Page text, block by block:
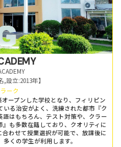
,設立:2013年】
ーク
ープンした学校となり、フィリピン
る治安がよく、洗練された都市『ク
はもちろん、テスト対策や、クラー
も多数在籍しており、クオリティに
わせて授業選択が可能で、放課後に
くの学生が利用します。